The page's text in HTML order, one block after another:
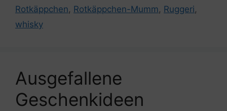
Rotkäppchen, Rotkäppchen-Mumm, Ruggeri,
whisky
Ausgefallene
Geschenkideen